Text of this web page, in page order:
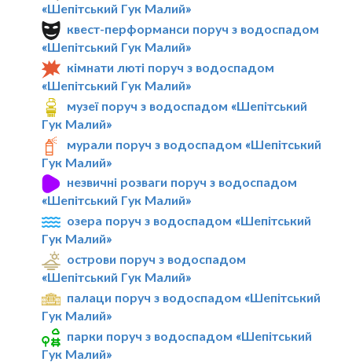
«Шепітський Гук Малий»
квест-перформанси поруч з водоспадом
«Шепітський Гук Малий»
кімнати люті поруч з водоспадом
«Шепітський Гук Малий»
музеї поруч з водоспадом «Шепітський
Гук Малий»
мурали поруч з водоспадом «Шепітський
Гук Малий»
незвичні розваги поруч з водоспадом
«Шепітський Гук Малий»
озера поруч з водоспадом «Шепітський
Гук Малий»
острови поруч з водоспадом
«Шепітський Гук Малий»
палаци поруч з водоспадом «Шепітський
Гук Малий»
парки поруч з водоспадом «Шепітський
Гук Малий»